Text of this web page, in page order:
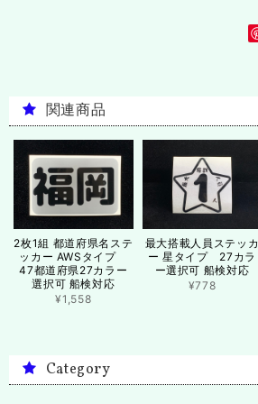
関連商品
2枚1組 都道府県名ステ
ッカー AWSタイプ
47都道府県27カラー
選択可 船検対応
¥1,558
最大搭載人員ステッカ
ー 星タイプ 27カラ
ー選択可 船検対応
¥778
Category